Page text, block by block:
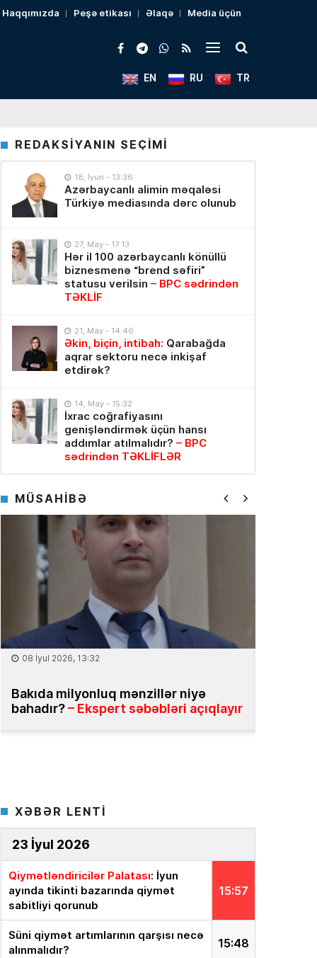
Haqqımızda Peşə etikası Əlaqə Media üçün
TR
RU
EN
REDAKSİYANIN SEÇİMİ
18, İyun - 13:36
Azərbaycanlı alimin məqaləsi
Türkiyə mediasında dərc olunub
27, May - 17:13
Hər il 100 azərbaycanlı könüllü
biznesmenə “brend səfiri”
statusu verilsin – BPC sədrindən
TƏKLİF
21, May - 14:46
Əkin, biçin, intibah: Qarabağda
aqrar sektoru necə inkişaf
etdirək?
14, May - 15:32
İxrac coğrafiyasını
genişləndirmək üçün hansı
addımlar atılmalıdır? – BPC
sədrindən TƏKLİFLƏR
MÜSAHİBƏ
25 İyun 2026, 13:31
Daşınmaz əmlak üzrə vahid məlumat
bazasının yaradılması təklif olunur
XƏBƏR LENTİ
23 İyul 2026
15:57
Qiymətləndiricilər Palatası: İyun
ayında tikinti bazarında qiymət
sabitliyi qorunub
15:48
Süni qiymət artımlarının qarşısı necə
alınmalıdır?